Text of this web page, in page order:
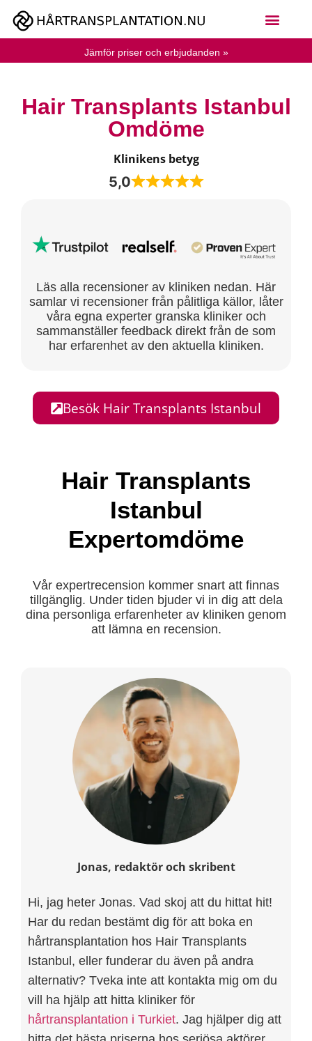
Jämför priser och erbjudanden »
Hair Transplants Istanbul
Omdöme
Klinikens betyg
5,0
Läs alla recensioner av kliniken nedan. Här
samlar vi recensioner från pålitliga källor, låter
våra egna experter granska kliniker och
sammanställer feedback direkt från de som
har erfarenhet av den aktuella kliniken.
Besök Hair Transplants Istanbul
Hair Transplants
Istanbul
Expertomdöme
Vår expertrecension kommer snart att finnas
tillgänglig. Under tiden bjuder vi in dig att dela
dina personliga erfarenheter av kliniken genom
att lämna en recension.
Jonas, redaktör och skribent
Hi, jag heter Jonas. Vad skoj att du hittat hit!
Har du redan bestämt dig för att boka en
hårtransplantation hos Hair Transplants
Istanbul, eller funderar du även på andra
alternativ? Tveka inte att kontakta mig om du
vill ha hjälp att hitta kliniker för
hårtransplantation i Turkiet. Jag hjälper dig att